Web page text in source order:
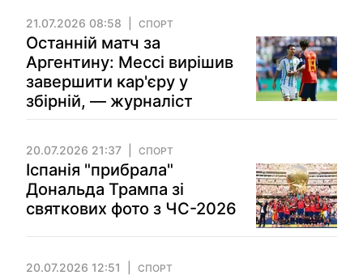
21.07.2026 08:58 СПОРТ
Останній матч за
Аргентину: Мессі вирішив
завершити кар'єру у
збірній, — журналіст
20.07.2026 21:37 СПОРТ
Іспанія "прибрала"
Дональда Трампа зі
святкових фото з ЧС-2026
20.07.2026 12:51 СПОРТ